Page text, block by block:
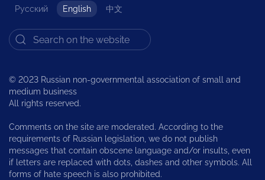
Русский English 中文
© 2023 Russian non-governmental association of small and
medium business
All rights reserved.
Comments on the site are moderated. According to the
requirements of Russian legislation, we do not publish
messages that contain obscene language and/or insults, even
if letters are replaced with dots, dashes and other symbols. All
forms of hate speech is also prohibited.